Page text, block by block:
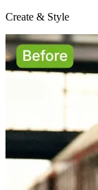
Create & Style